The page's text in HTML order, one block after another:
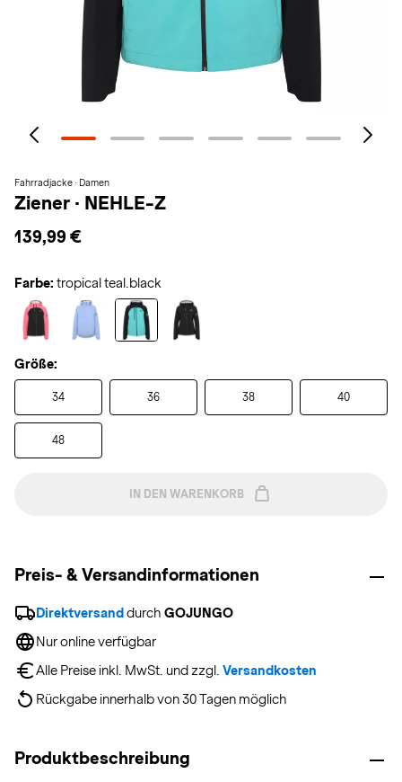
Fahrradjacke · Damen
Ziener · NEHLE-Z
139,99 €
Farbe: tropical teal.black
Größe:
34 36 38 40
48
IN DEN WARENKORB
Preis- & Versandinformationen
Direktversand durch GOJUNGO
Nur online verfügbar
Alle Preise inkl. MwSt. und zzgl. Versandkosten
Rückgabe innerhalb von 30 Tagen möglich
Produktbeschreibung